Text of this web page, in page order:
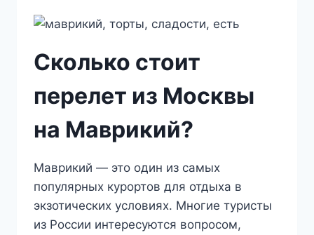
Сколько стоит
перелет из Москвы
на Маврикий?
Маврикий — это один из самых
популярных курортов для отдыха в
экзотических условиях. Многие туристы
из России интересуются вопросом,